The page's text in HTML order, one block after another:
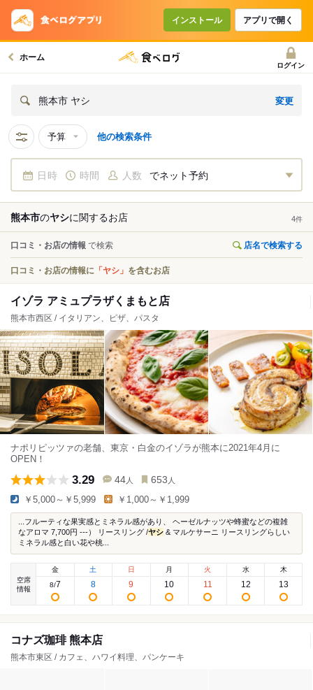
インストール アプリで開く
ホーム
ログイン
熊本市 ヤシ 変更
予算 他の検索条件
日時 時間 人数 でネット予約
熊本市のヤシに関するお店 4件
口コミ・お店の情報 で検索 店名で検索する
口コミ・お店の情報に 「ヤシ」 を含むお店
イゾラ アミュプラザくまもと店
熊本市西区 / イタリアン、ピザ、パスタ
ナポリピッツァの老舗、東京・白金のイゾラが熊本に2021年4月に
OPEN！
3.29 44 人 653 人
￥5,000～￥5,999 ￥1,000～￥1,999
...フルーティな果実感とミネラル感があり、 ヘーゼルナッツや蜂蜜などの複雑
なアロマ 7,700円 ---） リースリング /ヤシ & マルケサーニ リースリングらしい
ミネラル感と白い花や桃...
空席
情報
金
8/7
土
8
日
9
月
10
火
11
水
12
木
13
コナズ珈琲 熊本店
熊本市東区 / カフェ、ハワイ料理、パンケーキ